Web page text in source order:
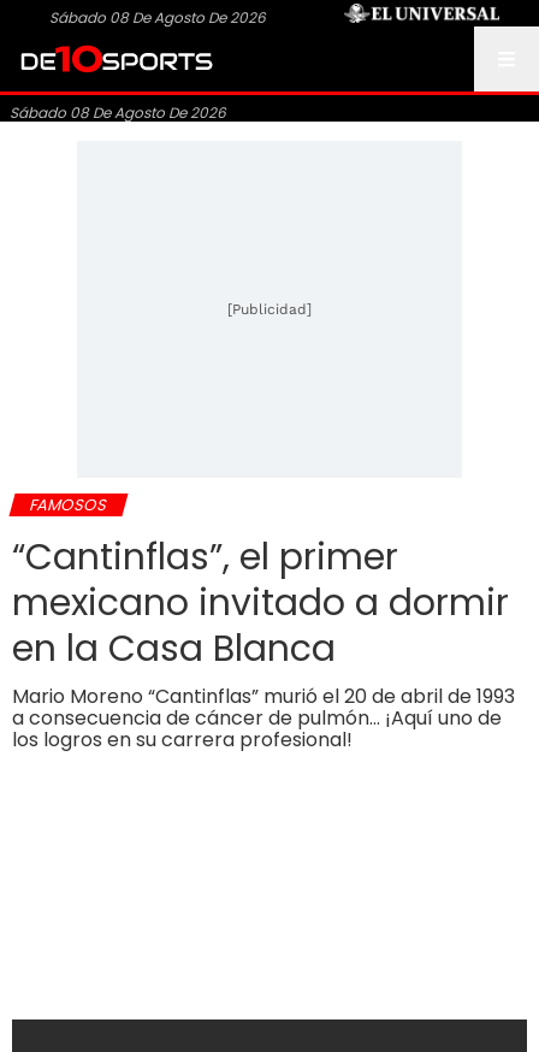
Sábado 08 De Agosto De 2026
Sábado 08 De Agosto De 2026
[Publicidad]
FAMOSOS
“Cantinflas”, el primer
mexicano invitado a dormir
en la Casa Blanca
Mario Moreno “Cantinflas” murió el 20 de abril de 1993
a consecuencia de cáncer de pulmón… ¡Aquí uno de
los logros en su carrera profesional!